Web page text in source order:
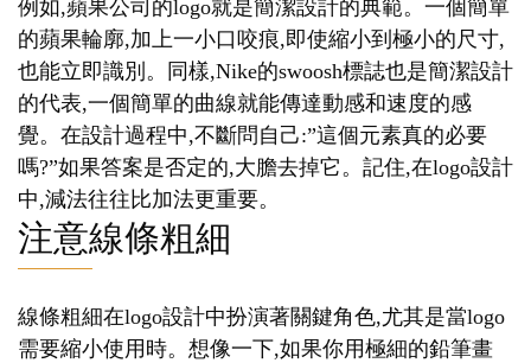
例如,蘋果公司的logo就是簡潔設計的典範。一個簡單
的蘋果輪廓,加上一小口咬痕,即使縮小到極小的尺寸,
也能立即識別。同樣,Nike的swoosh標誌也是簡潔設計
的代表,一個簡單的曲線就能傳達動感和速度的感
覺。在設計過程中,不斷問自己:”這個元素真的必要
嗎?”如果答案是否定的,大膽去掉它。記住,在logo設計
中,減法往往比加法更重要。
注意線條粗細
線條粗細在logo設計中扮演著關鍵角色,尤其是當logo
需要縮小使用時。想像一下,如果你用極細的鉛筆畫